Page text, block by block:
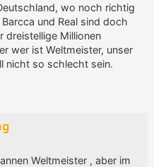
wo noch richtig
und Real sind doch
dreistellige Millionen
wer ist Weltmeister, unser
nicht so schlecht sein.
Weltmeister , aber im